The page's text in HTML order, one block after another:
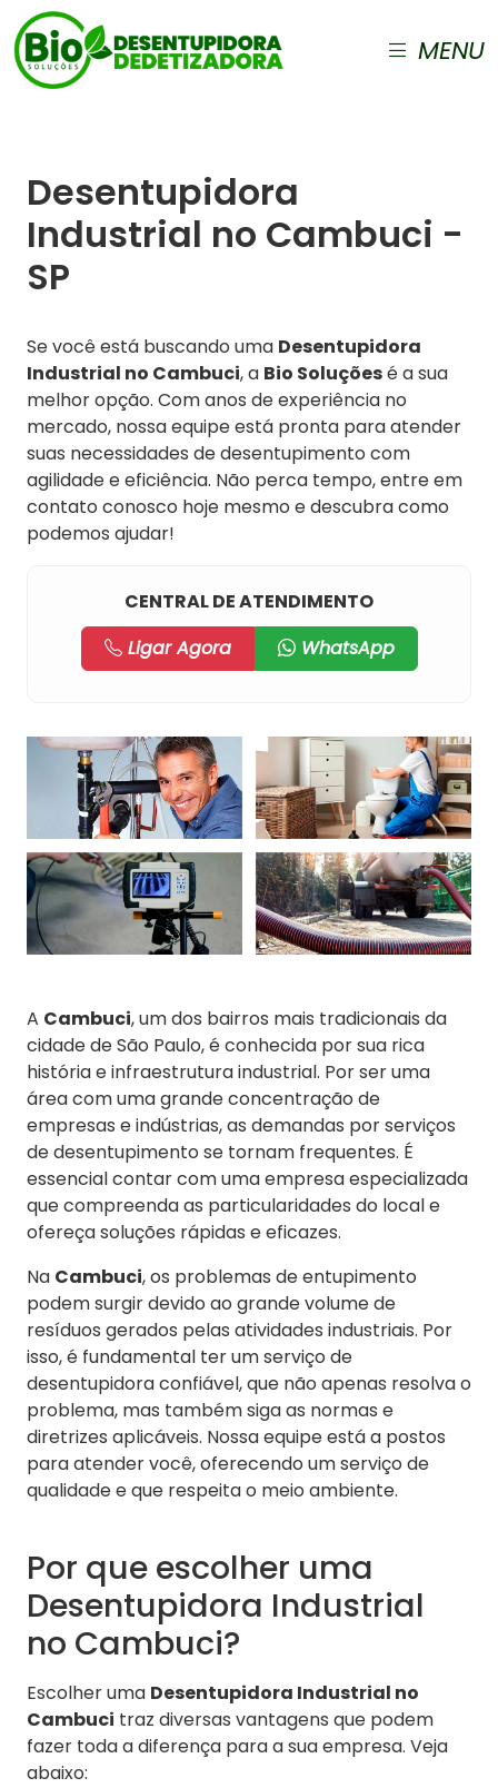
MENU
Desentupidora
Industrial no Cambuci -
SP
Se você está buscando uma Desentupidora
Industrial no Cambuci, a Bio Soluçõesé a sua
melhor opção. Com anos de experiência no
mercado, nossa equipe está pronta para atender
suas necessidades de desentupimento com
agilidade e eficiência. Não perca tempo, entre em
contato conosco hoje mesmo e descubra como
podemos ajudar!
CENTRAL DE ATENDIMENTO
Ligar Agora
WhatsApp
A Cambuci, um dos bairros mais tradicionais da
cidade de São Paulo, é conhecida por sua rica
história e infraestrutura industrial. Por ser uma
área com uma grande concentração de
empresas e indústrias, as demandas por serviços
de desentupimento se tornam frequentes. É
essencial contar com uma empresa especializada
que compreenda as particularidades do local e
ofereça soluções rápidas e eficazes.
Na Cambuci, os problemas de entupimento
podem surgir devido ao grande volume de
resíduos gerados pelas atividades industriais. Por
isso, é fundamental ter um serviço de
desentupidora confiável, que não apenas resolva o
problema, mas também siga as normas e
diretrizes aplicáveis. Nossa equipe está a postos
para atender você, oferecendo um serviço de
qualidade e que respeita o meio ambiente.
Por que escolher uma
Desentupidora Industrial
no Cambuci?
Escolher uma Desentupidora Industrial no
Cambuci traz diversas vantagens que podem
fazer toda a diferença para a sua empresa. Veja
abaixo: